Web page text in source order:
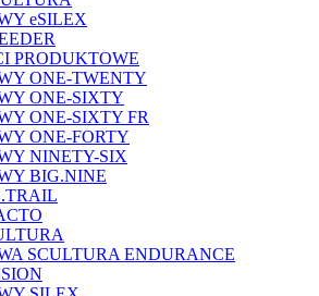
eSILEX
PRODUKTOWE
ONE-TWENTY
ONE-SIXTY
ONE-SIXTY FR
ONE-FORTY
NINETY-SIX
BIG.NINE
SCULTURA ENDURANCE